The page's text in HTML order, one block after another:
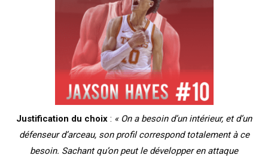
Justification du choix : « On a besoin d’un intérieur, et d’un
défenseur d’arceau, son profil correspond totalement à ce
besoin. Sachant qu’on peut le développer en attaque